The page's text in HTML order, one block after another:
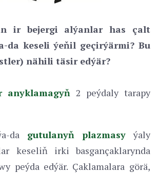
ir bejergi alýanlar has çalt
da keseli ýeňil geçirýärmi? Bu
nähili täsir edýär?
anyklamagyň 2 peýdaly tarapy
da gutulanyň plazmasy ýaly
keseliň irki basgançaklarynda
peýda edýär. Çaklamalara görä,